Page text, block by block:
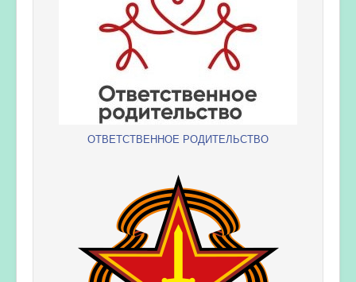
ОТВЕТСТВЕННОЕ РОДИТЕЛЬСТВО